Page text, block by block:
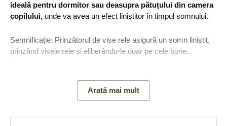
ideală pentru dormitor sau deasupra pătuțului din camera
copilului, unde va avea un efect liniștitor în timpul somnului.
Semnificație: Prinzătorul de vise rele asigură un somn liniștit,
prinzând visele rele și eliberându-le doar pe cele bune.
Principalele avantaje ale produsului:
Arată mai mult